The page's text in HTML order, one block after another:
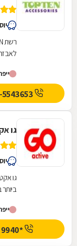
לקהל
גו
גו
*9940